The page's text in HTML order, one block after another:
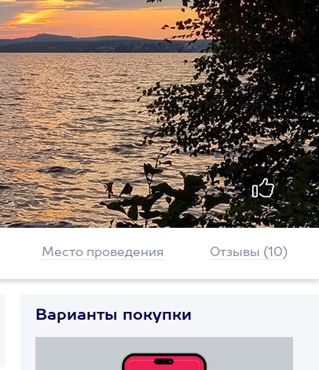
Место проведения Отзывы (10)
Варианты покупки